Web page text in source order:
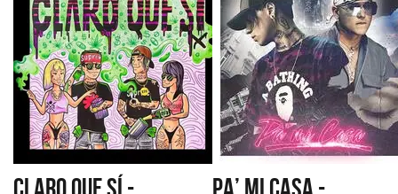
CLARO QUE SÍ -
PA’ MI CASA -